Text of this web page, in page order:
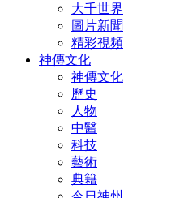
大千世界
圖片新聞
精彩視頻
神傳文化
神傳文化
歷史
人物
中醫
科技
藝術
典籍